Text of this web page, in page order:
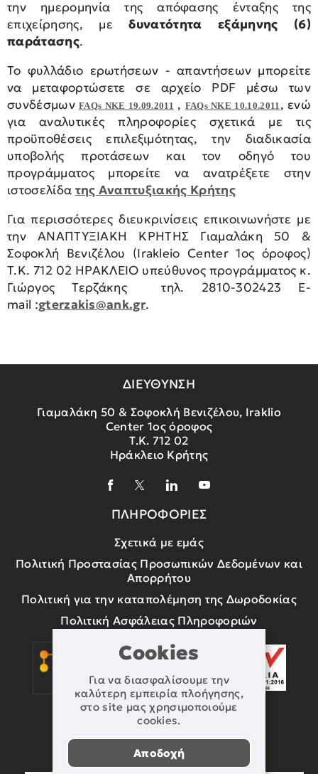
Cookies
Για να διασφαλίσουμε την
καλύτερη εμπειρία πλοήγησης,
στο site μας χρησιμοποιούμε
cookies.
Αποδοχή
την ημερομηνία της απόφασης ένταξης της
επιχείρησης, μεδυνατότητα εξάμηνης (6)
παράτασης.
Το φυλλάδιο ερωτήσεων - απαντήσεων μπορείτε
να μεταφορτώσετε σε αρχείο PDF μέσω των
συνδέσμωνFAQs NKE 19.09.2011 , FAQs NKE 10.10.2011 , ενώ
για αναλυτικές πληροφορίες σχετικά με τις
προϋποθέσεις επιλεξιμότητας, την διαδικασία
υποβολής προτάσεων και τον οδηγό του
προγράμματος μπορείτε να ανατρέξετε στην
ιστοσελίδα της Αναπτυξιακής Κρήτης
Για περισσότερες διευκρινίσεις επικοινωνήστε με
την ΑΝΑΠΤΥΞΙΑΚΗ ΚΡΗΤΗΣ Γιαμαλάκη 50 &
Σοφοκλή Βενιζέλου (Irakleio Center 1ος όροφος)
Τ.Κ. 712 02 ΗΡΑΚΛΕΙΟ υπεύθυνος προγράμματος κ.
Γιώργος Τερζάκης τηλ. 2810-302423 E-
mail :gterzakis@ank.gr.
ΔΙΕΥΘΥΝΣΗ
Γιαμαλάκη 50 & Σοφοκλή Βενιζέλου, Iraklio
Center 1ος όροφος
Τ.Κ. 712 02
Ηράκλειο Κρήτης
ΠΛΗΡΟΦΟΡΙΕΣ
Σχετικά με εμάς
Πολιτική Προστασίας Προσωπικών Δεδομένων και
Απορρήτου
Πολιτική για την καταπολέμηση της Δωροδοκίας
Πολιτική Ασφάλειας Πληροφοριών